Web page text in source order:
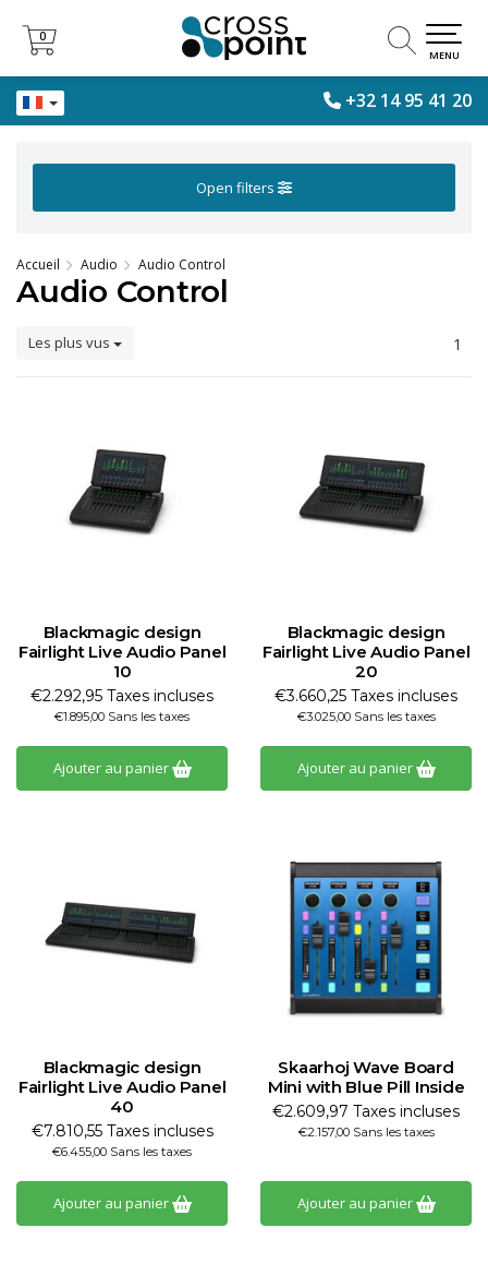
+32 14 95 41 20
0
0
MENU
Open filters
Accueil Audio Audio Control
Audio Control
Les plus vus 1
Blackmagic design
Fairlight Live Audio Panel
10
€2.292,95 Taxes incluses
€1.895,00 Sans les taxes
Ajouter au panier
Blackmagic design
Fairlight Live Audio Panel
20
€3.660,25 Taxes incluses
€3.025,00 Sans les taxes
Ajouter au panier
Blackmagic design
Fairlight Live Audio Panel
40
€7.810,55 Taxes incluses
€6.455,00 Sans les taxes
Ajouter au panier
Skaarhoj Wave Board
Mini with Blue Pill Inside
€2.609,97 Taxes incluses
€2.157,00 Sans les taxes
Ajouter au panier